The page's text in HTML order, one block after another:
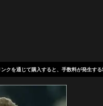
クを通じて購入すると、手数料が発生する